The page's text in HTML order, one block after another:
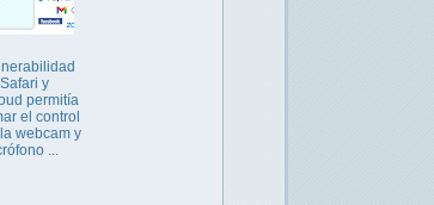
y
permitía
el control
webcam y
...